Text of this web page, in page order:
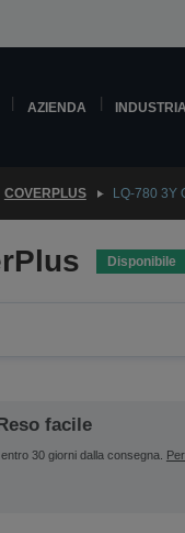
AZIENDA INDUSTRIA
COVERPLUS LQ-780 3Y
Disponibile
facile
30 giorni dalla consegna.